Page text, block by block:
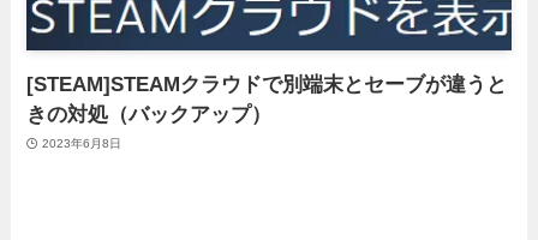
[STEAM]STEAMクラウドで別端末とセーブが違うと
きの対処（バックアップ）
2023年6月8日